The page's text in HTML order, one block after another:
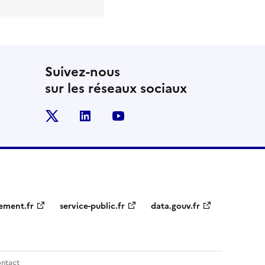
Suivez-nous
sur les réseaux sociaux
linkedin
service-public.fr data.gouv.fr